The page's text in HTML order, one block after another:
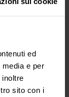
ed
e per
sito con i